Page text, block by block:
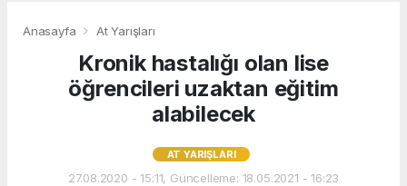
Anasayfa At Yarışları
Kronik hastalığı olan lise
öğrencileri uzaktan eğitim
alabilecek
AT YARIŞLARI
27.08.2020 - 15:11, Güncelleme: 18.05.2021 - 16:23